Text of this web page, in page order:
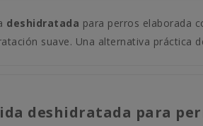
deshidratada para perros elaborada
suave. Una alternativa práctica
deshidratada para